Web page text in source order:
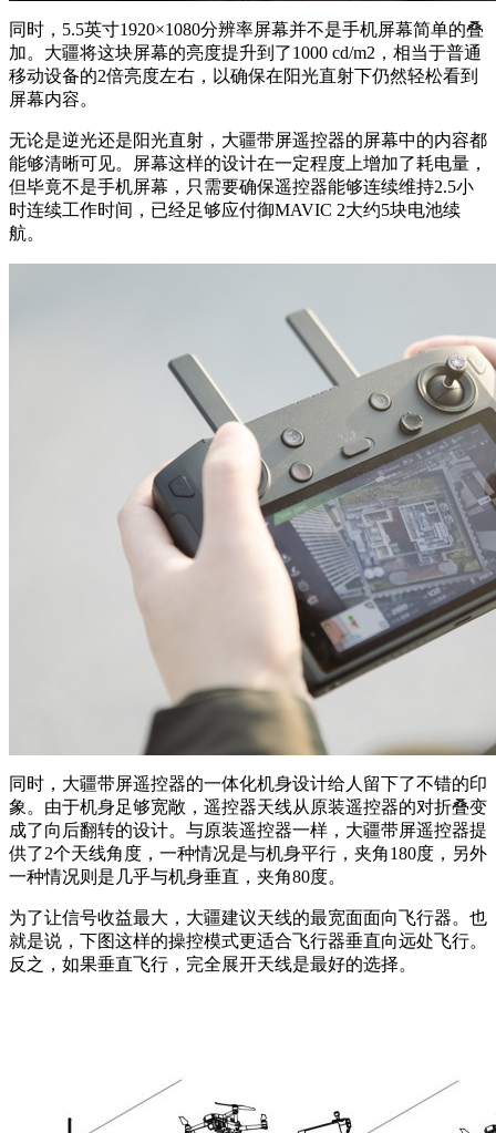
同时，5.5英寸1920×1080分辨率屏幕并不是手机屏幕简单的叠
加。大疆将这块屏幕的亮度提升到了1000 cd/m2，相当于普通
移动设备的2倍亮度左右，以确保在阳光直射下仍然轻松看到
屏幕内容。
无论是逆光还是阳光直射，大疆带屏遥控器的屏幕中的内容都
能够清晰可见。屏幕这样的设计在一定程度上增加了耗电量，
但毕竟不是手机屏幕，只需要确保遥控器能够连续维持2.5小
时连续工作时间，已经足够应付御MAVIC 2大约5块电池续
航。
同时，大疆带屏遥控器的一体化机身设计给人留下了不错的印
象。由于机身足够宽敞，遥控器天线从原装遥控器的对折叠变
成了向后翻转的设计。与原装遥控器一样，大疆带屏遥控器提
供了2个天线角度，一种情况是与机身平行，夹角180度，另外
一种情况则是几乎与机身垂直，夹角80度。
为了让信号收益最大，大疆建议天线的最宽面面向飞行器。也
就是说，下图这样的操控模式更适合飞行器垂直向远处飞行。
反之，如果垂直飞行，完全展开天线是最好的选择。